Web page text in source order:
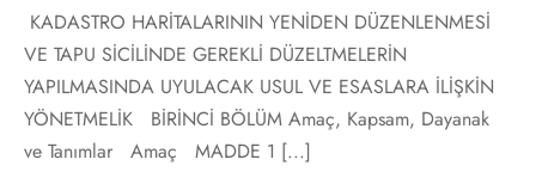
KADASTRO HARİTALARININ YENİDEN DÜZENLENMESİ
VE TAPU SİCİLİNDE GEREKLİ DÜZELTMELERİN
YAPILMASINDA UYULACAK USUL VE ESASLARA İLİŞKİN
YÖNETMELİK BİRİNCİ BÖLÜM Amaç, Kapsam, Dayanak
ve Tanımlar Amaç MADDE 1 [...]